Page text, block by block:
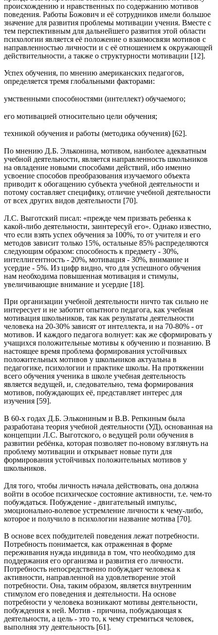
происхождению и нравственных по содержанию мотивов
поведения. Работы Божович и её сотрудников имели большое
значение для развития проблемы мотивации учения. Вместе с
тем перспективным для дальнейшего развития этой области
психологии является её положение о взаимосвязи мотивов с
направленностью личности и с её отношением к окружающей
действительности, а также о структурности мотивации [12].
Успех обучения, по мнению американских педагогов,
определяется тремя глобальными факторами:
умственными способностями (интеллект) обучаемого;
его мотивацией относительно цели обучения;
техникой обучения и работы (методика обучения) [62].
По мнению Д.Б. Эльконина, мотивом, наиболее адекватным
учебной деятельности, является направленность школьников
на овладение новыми способами действий, ибо именно
усвоение способов преобразования изучаемого объекта
приводит к обогащению субъекта учебной деятельности и
потому составляет специфику, отличие учебной деятельности
от всех других видов деятельности [70].
Л.С. Выготский писал: «прежде чем призвать ребенка к
какой-либо деятельности, заинтересуй его». Однако известно,
что если взять успех обучения за 100%, то от учителя и его
методов зависит только 15%, остальные 85% распределяются
следующим образом: способность к предмету - 30%,
интеллигентность - 20%, мотивация - 30%, внимание и
усердие - 5%. Из цифр видно, что для успешного обучения
нам необходима повышенная мотивация и стимулы,
увеличивающие внимание и усердие [18].
При организации учебной деятельности ничто так сильно не
интересует и не заботит опытного педагога, как учебная
мотивация школьников, так как результаты деятельности
человека на 20-30% зависят от интеллекта, и на 70-80% - от
мотивов. И каждого педагога волнует: как же сформировать у
учащихся положительные мотивы к обучению и познанию. В
настоящее время проблема формирования устойчивых
положительных мотивов у школьников актуальна в
педагогике, психологии и практике школы. На протяжении
всего обучения ученика в школе учебная деятельность
является ведущей, и, следовательно, тема формирования
мотивов, побуждающих её, представляет интерес для
изучения [59].
В 60-х годах Д.Б. Элькониным и В.В. Репкиным была
разработана теория учебной деятельности (УД), основанная на
концепции Л.С. Выготского, о ведущей роли обучения в
развитии ребёнка, которая позволяет по-новому взглянуть на
проблему мотивации и открывает новые пути для
формирования устойчивых положительных мотивов у
школьников.
Для того, чтобы личность начала действовать, она должна
войти в особое психическое состояние активности, т.е. чем-то
побуждаться. Побуждение - двигательный импульс,
эмоционально-волевое устремление личности к чему-либо,
которое и получило в психологии название мотива [70].
В основе всех побудителей поведения лежат потребности.
Потребность понимается, как отраженная в форме
переживания нужда индивида в том, что необходимо для
поддержания его организма и развития его личности.
Потребность непосредственно побуждает человека к
активности, направленной на удовлетворение этой
потребности. Она, таким образом, является внутренним
стимулом его поведения и деятельности. На основе
потребности у человека возникают мотивы деятельности,
побуждения к ней. Мотив - причина, побуждающая к
деятельности, а цель - это то, к чему стремиться человек,
выполняя эту деятельность [61].